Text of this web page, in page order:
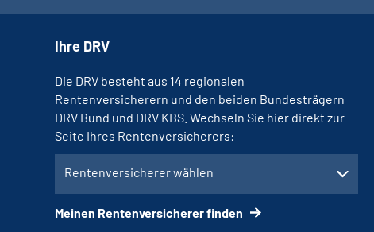
Ihre DRV
Die DRV besteht aus 14 regionalen
Rentenversicherern und den beiden Bundesträgern
DRV Bund und DRV KBS. Wechseln Sie hier direkt zur
Seite Ihres Rentenversicherers:
Rentenversicherer wählen
Meinen Rentenversicherer finden